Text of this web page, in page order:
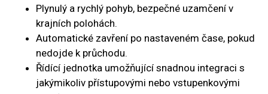
Plynulý a rychlý pohyb, bezpečné uzamčení v
krajních polohách.
Automatické zavření po nastaveném čase, pokud
nedojde k průchodu.
Řídící jednotka umožňující snadnou integraci s
jakýmikoliv přístupovými nebo vstupenkovými